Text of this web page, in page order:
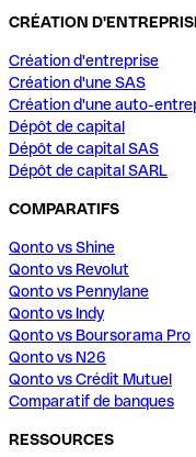
CRÉATION
Création d'entreprise
Création d'une SAS
Création d'une auto-
Dépôt de capital
Dépôt de capital SAS
Dépôt de capital SARL
COMPARATIFS
Qonto vs Shine
Qonto vs Revolut
Qonto vs Pennylane
Qonto vs Indy
Qonto vs Boursorama Pro
Qonto vs N26
Qonto vs Crédit Mutuel
Comparatif de banques
RESSOURCES